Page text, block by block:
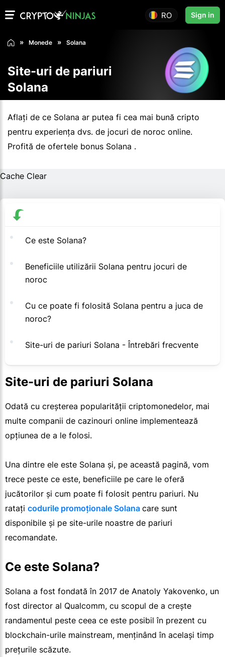
RO Sign in
Monede Solana
Site-uri de pariuri
Solana
Aflați de ce Solana ar putea fi cea mai bună cripto
pentru experiența dvs. de jocuri de noroc online.
Profită de ofertele bonus Solana .
Cache Clear
Ce este Solana?
Beneficiile utilizării Solana pentru jocuri de
noroc
Cu ce poate fi folosită Solana pentru a juca de
noroc?
Site-uri de pariuri Solana - Întrebări frecvente
Site-uri de pariuri Solana
Odată cu creșterea popularității criptomonedelor, mai
multe companii de cazinouri online implementează
opțiunea de a le folosi.
Una dintre ele este Solana și, pe această pagină, vom
trece peste ce este, beneficiile pe care le oferă
jucătorilor și cum poate fi folosit pentru pariuri. Nu
ratați codurile promoționale Solana care sunt
disponibile și pe site-urile noastre de pariuri
recomandate.
Ce este Solana?
Solana a fost fondată în 2017 de Anatoly Yakovenko, un
fost director al Qualcomm, cu scopul de a crește
randamentul peste ceea ce este posibil în prezent cu
blockchain-urile mainstream, menținând în același timp
prețurile scăzute.